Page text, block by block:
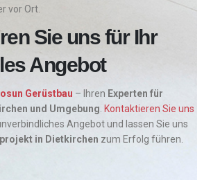
vor Ort.
Sie uns für Ihr
Angebot
Gerüstbau – Ihren Experten für
und Umgebung Kontaktieren Sie uns
Angebot und lassen Sie uns
in Dietkirchen zum Erfolg führen.